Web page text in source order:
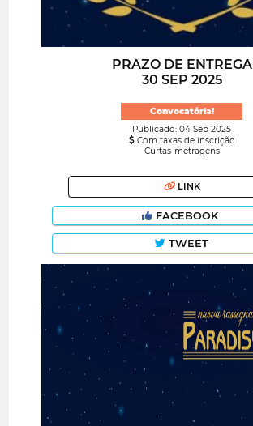
PRAZO DE ENTREGA
30 SEP 2025
Convocatória!
Publicado: 04 Sep 2025
Com taxas de inscrição
Curtas-metragens
LINK
FACEBOOK
TWEET